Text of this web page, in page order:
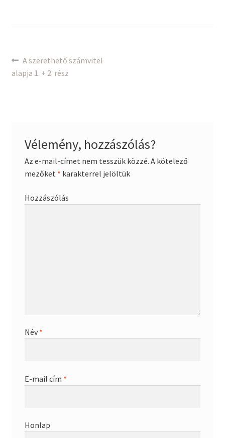
Bejegyzés
navigáció
Previous
post:
A szerethető számvitel
alapja 1. + 2. rész
Vélemény, hozzászólás?
Az e-mail-címet nem tesszük közzé. A kötelező
mezőket * karakterrel jelöltük
Hozzászólás
Név *
E-mail cím *
Honlap